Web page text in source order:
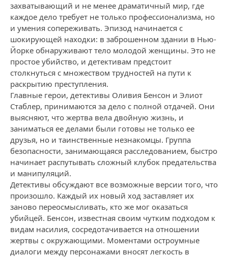
захватывающий и не менее драматичный мир, где
каждое дело требует не только профессионализма, но
и умения сопереживать. Эпизод начинается с
шокирующей находки: в заброшенном здании в Нью-
Йорке обнаруживают тело молодой женщины. Это не
простое убийство, и детективам предстоит
столкнуться с множеством трудностей на пути к
раскрытию преступления.
Главные герои, детективы Оливия Бенсон и Элиот
Стаблер, принимаются за дело с полной отдачей. Они
выясняют, что жертва вела двойную жизнь, и
заниматься ее делами были готовы не только ее
друзья, но и таинственные незнакомцы. Группа
безопасности, занимающаяся расследованием, быстро
начинает распутывать сложный клубок предательства
и манипуляций.
Детективы обсуждают все возможные версии того, что
произошло. Каждый их новый ход заставляет их
заново переосмысливать, кто же мог оказаться
убийцей. Бенсон, известная своим чутким подходом к
видам насилия, сосредотачивается на отношении
жертвы с окружающими. Моментами остроумные
диалоги между персонажами вносят легкость в